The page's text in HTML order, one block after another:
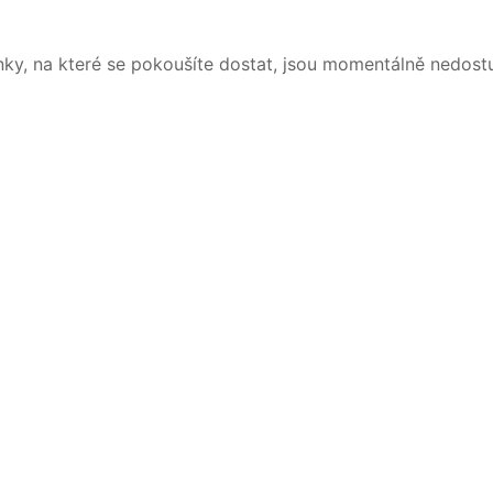
na které se pokoušíte dostat, jsou momentálně